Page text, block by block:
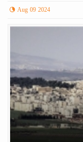
Aug 09 2024